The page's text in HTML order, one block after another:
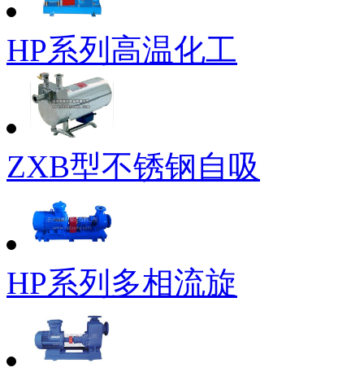
HP系列高温化工
ZXB型不锈钢自吸
HP系列多相流旋